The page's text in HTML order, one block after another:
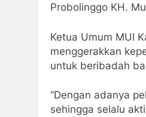
Probolinggo KH.
Ketua Umum MUI
menggerakkan
untuk beribadah
“Dengan adanya
sehingga selalu